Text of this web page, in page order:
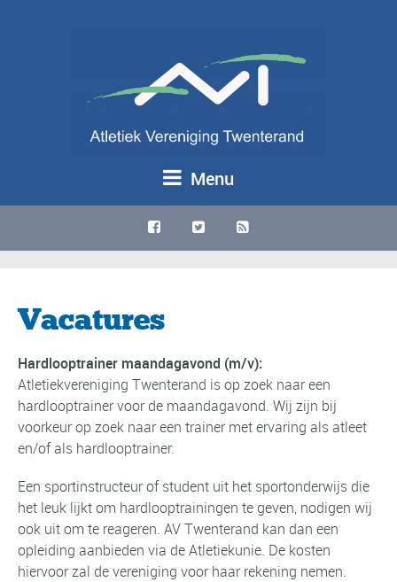
Menu
Vacatures
Hardlooptrainer maandagavond (m/v):
Atletiekvereniging Twenterand is op zoek naar een
hardlooptrainer voor de maandagavond. Wij zijn bij
voorkeur op zoek naar een trainer met ervaring als atleet
en/of als hardlooptrainer.
Een sportinstructeur of student uit het sportonderwijs die
het leuk lijkt om hardlooptrainingen te geven, nodigen wij
ook uit om te reageren. AV Twenterand kan dan een
opleiding aanbieden via de Atletiekunie. De kosten
hiervoor zal de vereniging voor haar rekening nemen.